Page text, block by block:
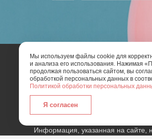
2026 | Art Mix Show -
Согласие пользователя сайта на
персональных данных
Информация, указанная на сайте,
Мы используем файлы cookie для
и анализа его использования. Нажимая
продолжая пользоваться сайтом, вы
обработкой персональных данных в
Политикой обработки персональных
Я согласен